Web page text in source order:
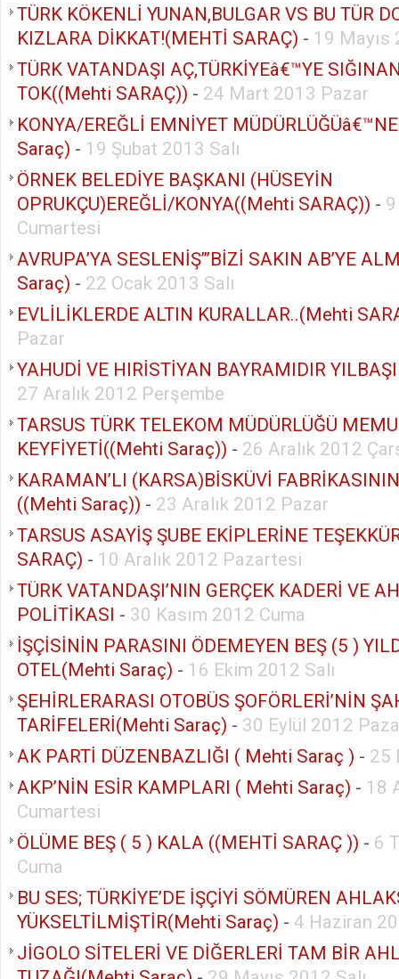
TÜRK KÖKENLİ YUNAN,BULGAR VS BU TÜR
KIZLARA DİKKAT!(MEHTİ SARAÇ) - 19 Mayıs
TÜRK VATANDAŞI AÇ,TÜRKİYEâ€™YE
TOK((Mehti SARAÇ)) - 24 Mart 2013 Pazar
KONYA/EREĞLİ EMNİYET
Saraç) - 19 Şubat 2013 Salı
ÖRNEK BELEDİYE BAŞKANI (HÜSEYİN
OPRUKÇU)EREĞLİ/KONYA((Mehti SARAÇ)) -
Cumartesi
AVRUPA’YA SESLENİŞ’’’BİZİ SAKIN AB’YE
Saraç) - 22 Ocak 2013 Salı
EVLİLİKLERDE ALTIN KURALLAR..(Mehti
Pazar
YAHUDİ VE HIRİSTİYAN BAYRAMIDIR
27 Aralık 2012 Perşembe
TARSUS TÜRK TELEKOM MÜDÜRLÜĞÜ
KEYFİYETİ((Mehti Saraç)) - 26 Aralık 2012
KARAMAN’LI (KARSA)BİSKÜVİ
((Mehti Saraç)) - 23 Aralık 2012 Pazar
TARSUS ASAYİŞ ŞUBE EKİPLERİNE
SARAÇ) - 10 Aralık 2012 Pazartesi
TÜRK VATANDAŞI’NIN GERÇEK KADERİ VE
POLİTİKASI - 30 Kasım 2012 Cuma
İŞÇİSİNİN PARASINI ÖDEMEYEN BEŞ (5 )
OTEL(Mehti Saraç) - 16 Ekim 2012 Salı
ŞEHİRLERARASI OTOBÜS ŞOFÖRLERİ’NİN
TARİFELERİ(Mehti Saraç) - 30 Eylül 2012
AK PARTİ DÜZENBAZLIĞI ( Mehti Saraç ) - 25
AKP’NİN ESİR KAMPLARI ( Mehti Saraç) - 18
Cumartesi
ÖLÜME BEŞ ( 5 ) KALA ((MEHTİ SARAÇ )) - 6
Cuma
BU SES; TÜRKİYE’DE İŞÇİYİ SÖMÜREN
YÜKSELTİLMİŞTİR(Mehti Saraç) - 4 Haziran
JİGOLO SİTELERİ VE DİĞERLERİ TAM BİR